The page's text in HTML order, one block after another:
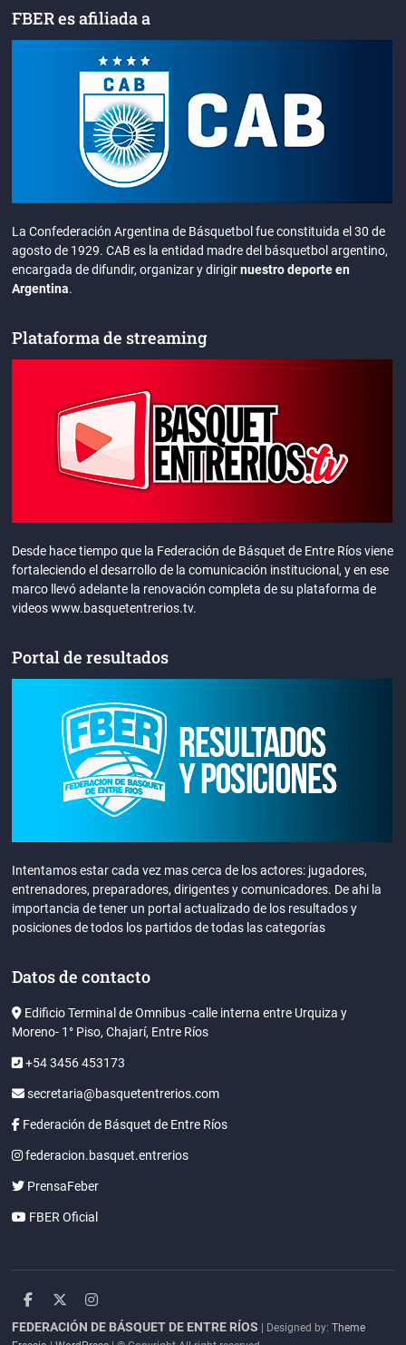
FBER es afiliada a
La Confederación Argentina de Básquetbol fue constituida el 30 de
agosto de 1929. CAB es la entidad madre del básquetbol argentino,
encargada de difundir, organizar y dirigirnuestro deporte en
Argentina.
Plataforma de streaming
Desde hace tiempo que la Federación de Básquet de Entre Ríos viene
fortaleciendo el desarrollo de la comunicación institucional, y en ese
marco llevó adelante la renovación completa de su plataforma de
videos www.basquetentrerios.tv.
Portal de resultados
Intentamos estar cada vez mas cerca de los actores: jugadores,
entrenadores, preparadores, dirigentes y comunicadores. De ahi la
importancia de tener un portal actualizado de los resultados y
posiciones de todos los partidos de todas las categorías
Datos de contacto
Edificio Terminal de Omnibus -calle interna entre Urquiza y
Moreno- 1° Piso, Chajarí, Entre Ríos
+54 3456 453173
secretaria@basquetentrerios.com
Federación de Básquet de Entre Ríos
federacion.basquet.entrerios
PrensaFeber
FBER Oficial
facebook
twitterinstagram
FEDERACIÓN DE BÁSQUET DE ENTRE RÍOS
| Designed by:Theme